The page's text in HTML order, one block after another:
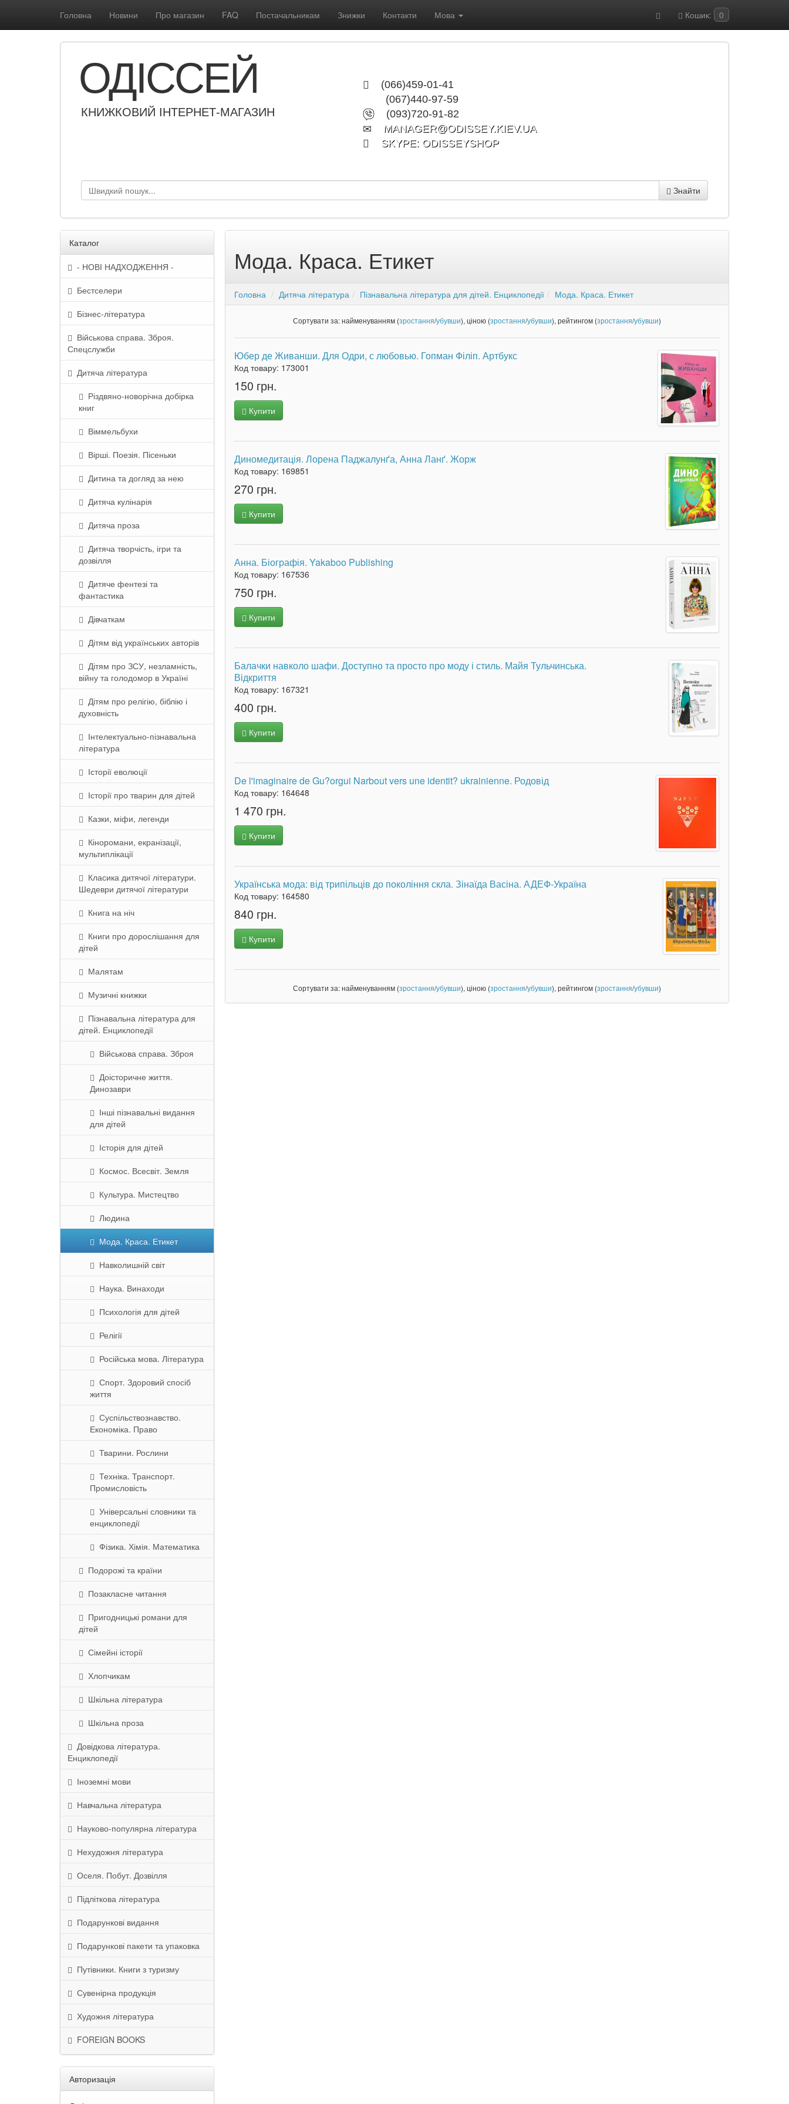
Головна Новини Про магазин FAQ Постачальникам Знижки Контакти Мова Кошик: 0
(066)459-01-41
(067)440-97-59
(093)720-91-82
MANAGER@ODISSEY.KIEV.UA
SKYPE: ODISSEYSHOP
ОДІССЕЙ
КНИЖКОВИЙ ІНТЕРНЕТ-МАГАЗИН
Знайти
Каталог
- НОВІ НАДХОДЖЕННЯ -
Бестселери
Бізнес-література
Військова справа. Зброя.
Спецслужби
Дитяча література
Різдвяно-новорічна добірка
книг
Віммельбухи
Вірші. Поезія. Пісеньки
Дитина та догляд за нею
Дитяча кулінарія
Дитяча проза
Дитяча творчість, ігри та
дозвілля
Дитяче фентезі та
фантастика
Дівчаткам
Дітям від українських авторів
Дітям про ЗСУ, незламність,
війну та голодомор в Україні
Дітям про релігію, біблію і
духовність
Інтелектуально-пізнавальна
література
Історії еволюції
Історії про тварин для дітей
Казки, міфи, легенди
Кіноромани, екранізації,
мультиплікації
Класика дитячої літератури.
Шедеври дитячої літератури
Книга на ніч
Книги про дорослішання для
дітей
Малятам
Музичні книжки
Пізнавальна література для
дітей. Енциклопедії
Військова справа. Зброя
Доісторичне життя.
Динозаври
Інші пізнавальні видання
для дітей
Історія для дітей
Космос. Всесвіт. Земля
Культура. Мистецтво
Людина
Мода. Краса. Етикет
Навколишній світ
Наука. Винаходи
Психологія для дітей
Релігії
Російська мова. Література
Спорт. Здоровий спосіб
життя
Суспільствознавство.
Економіка. Право
Тварини. Рослини
Техніка. Транспорт.
Промисловість
Універсальні словники та
енциклопедії
Фізика. Хімія. Математика
Подорожі та країни
Позакласне читання
Пригодницькі романи для
дітей
Сімейні історії
Хлопчикам
Шкільна література
Шкільна проза
Довідкова література.
Енциклопедії
Іноземні мови
Навчальна література
Науково-популярна література
Нехудожня література
Оселя. Побут. Дозвілля
Підліткова література
Подарункові видання
Подарункові пакети та упаковка
Путівники. Книги з туризму
Сувенірна продукція
Художня література
FOREIGN BOOKS
Авторизація
Мода. Краса. Етикет
Головна Дитяча література Пізнавальна література для дітей. Енциклопедії Мода. Краса. Етикет
Сортувати за: найменуванням (зростання/убувши), ціною (зростання/убувши), рейтингом (зростання/убувши)
Юбер де Живанши. Для Одри, с любовью. Гопман Філіп. Артбукс
Код товару: 173001
150 грн.
Купити
Диномедитація. Лорена Паджалунґа, Анна Ланґ. Жорж
Код товару: 169851
270 грн.
Купити
Анна. Біографія. Yakaboo Publishing
Код товару: 167536
750 грн.
Купити
Балачки навколо шафи. Доступно та просто про моду і стиль. Майя Тульчинська.
Відкриття
Код товару: 167321
400 грн.
Купити
De l'imaginaire de Gu?orgui Narbout vers une identit? ukrainienne. Родовід
Код товару: 164648
1 470 грн.
Купити
Українська мода: від трипільців до покоління скла. Зінаїда Васіна. АДЕФ-Україна
Код товару: 164580
840 грн.
Купити
Сортувати за: найменуванням (зростання/убувши), ціною (зростання/убувши), рейтингом (зростання/убувши)